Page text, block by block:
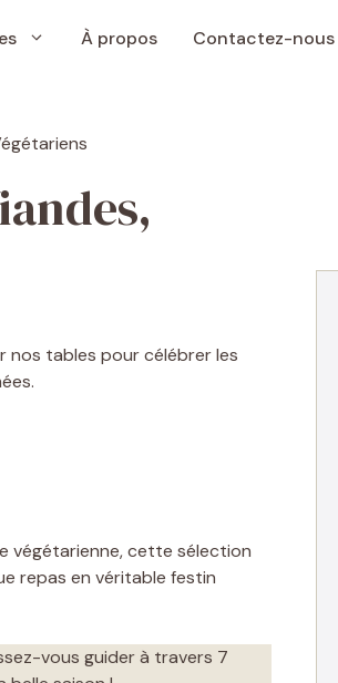
À propos Contactez-nous
nos tables pour célébrer les
végétarienne, cette sélection
repas en véritable festin
vous guider à travers 7